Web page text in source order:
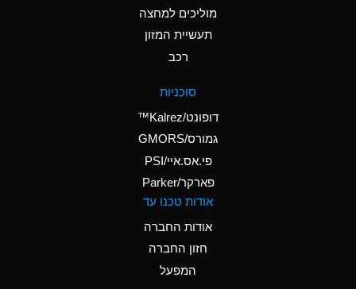
Ammonium Nitrite
Ammonium Persulfate
Ammonium Phosphate
A
Ammonium Sulfate
B
Amyl Acetate (Banana
מוליכים למחצה
תעשיית המזון
רכב
סוכניות
דופונט/Kalrez™
גמורס/GMORS
פי.אס.איי/PSI
פארקר/Parker
אודות טכנו עד
אודות החברה
חזון החברה
המפעל